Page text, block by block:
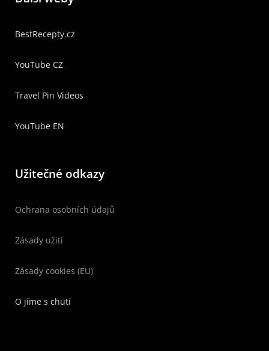
BestRecepty.cz
YouTube CZ
Travel Pin Videos
YouTube EN
Užitečné odkazy
Ochrana osobních údajů
Zásady užití
Zásady cookies (EU)
O jíme s chutí